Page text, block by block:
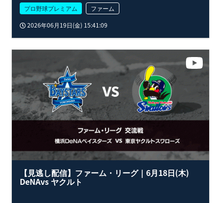
プロ野球プレミアム
ファーム
2026年06月19日(金) 15:41:09
【見逃し配信】ファーム・リーグ｜6月18日(木)
DeNAvs ヤクルト